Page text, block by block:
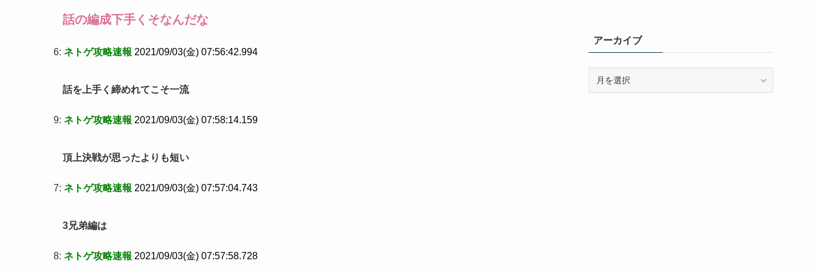
話の編成下手くそなんだな
6: ネトゲ攻略速報 2021/09/03(金) 07:56:42.994
話を上手く締めれてこそ一流
9: ネトゲ攻略速報 2021/09/03(金) 07:58:14.159
頂上決戦が思ったよりも短い
7: ネトゲ攻略速報 2021/09/03(金) 07:57:04.743
3兄弟編は
8: ネトゲ攻略速報 2021/09/03(金) 07:57:58.728
アーカイブ